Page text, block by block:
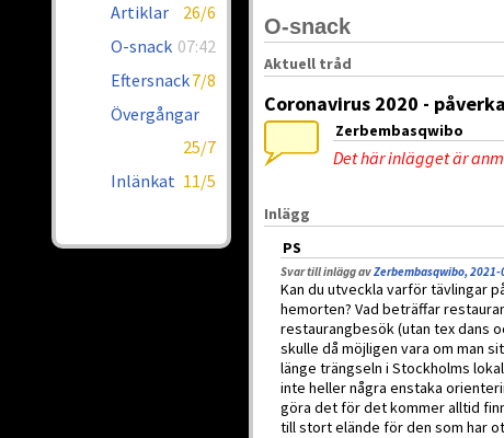
Artiklar
26/6
O-snack 07:42
Eftersnack7/8
Övergångar
25/7
Inlänkat 11/5
O-snack
Aktuell tråd
Coronavirus 2020 -
Zerbembasqwibo
Det här inlägget är
Inlägg
PS
Svar till inlägg avZerbembasqwibo, 2021-
Kan du utveckla varför tävlingar
hemorten? Vad beträffar
restaurangbesök (utan tex dans
skulle då möjligen vara om man
länge trängseln i Stockholms
inte heller några enstaka
göra det för det kommer alltid
till stort elände för den som har